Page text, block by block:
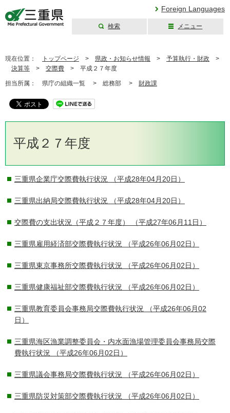
Foreign Languages
検索 メニュー
現在位置： トップページ > 県政・お知らせ情報 > 予算執行・財政 >
決算等 > 交際費 > 平成２７年度
担当所属： 県庁の組織一覧 > 総務部 > 財政課
平成２７年度
三重県企業庁交際費執行状況 （平成28年04月20日）
三重県出納局交際費執行状況 （平成28年04月20日）
交際費の支出状況（平成２７年度） （平成27年06月11日）
三重県雇用経済部交際費執行状況 （平成26年06月02日）
三重県東京事務所交際費執行状況 （平成26年06月02日）
三重県健康福祉部交際費執行状況 （平成26年06月02日）
三重県教育委員会事務局交際費執行状況
（平成26年06月02
日）
三重県海区漁業調整委員会・内水面漁場管理委員会事務局交際
費執行状況
（平成26年06月02日）
三重県議会事務局交際費執行状況 （平成26年06月02日）
三重県防災対策部交際費執行状況 （平成26年06月02日）